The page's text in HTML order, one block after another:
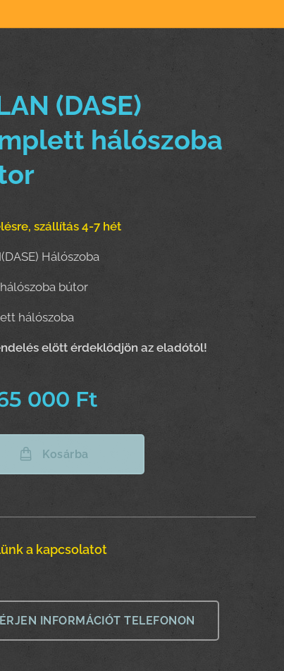
(DASE)
hálószoba
szállítás 4-7 hét
Hálószoba
bútor
hálószoba
elött érdeklődjön az eladótól!
000 Ft
Kosárba
a kapcsolatot
INFORMÁCIÓT TELEFONON